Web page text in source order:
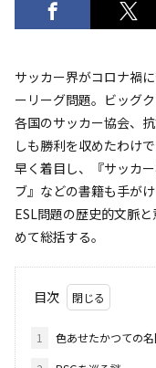
サッカー界がコロナ禍
ーリーグ問題。ビッグ
各国のサッカー協会、
しも勝利を収めたわけ
早く着目し、『サッカ
ブ』などの書籍も手が
ESL問題の歴史的文脈
めて総括する。
目次
1
色あせたかつての